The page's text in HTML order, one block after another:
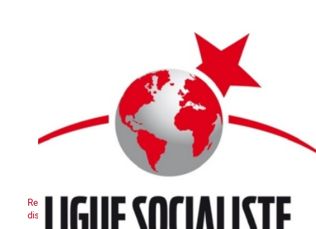
Retraites : ni loi ni réforme ! Dirigeants syndicaux, arrêtez de
discuter !